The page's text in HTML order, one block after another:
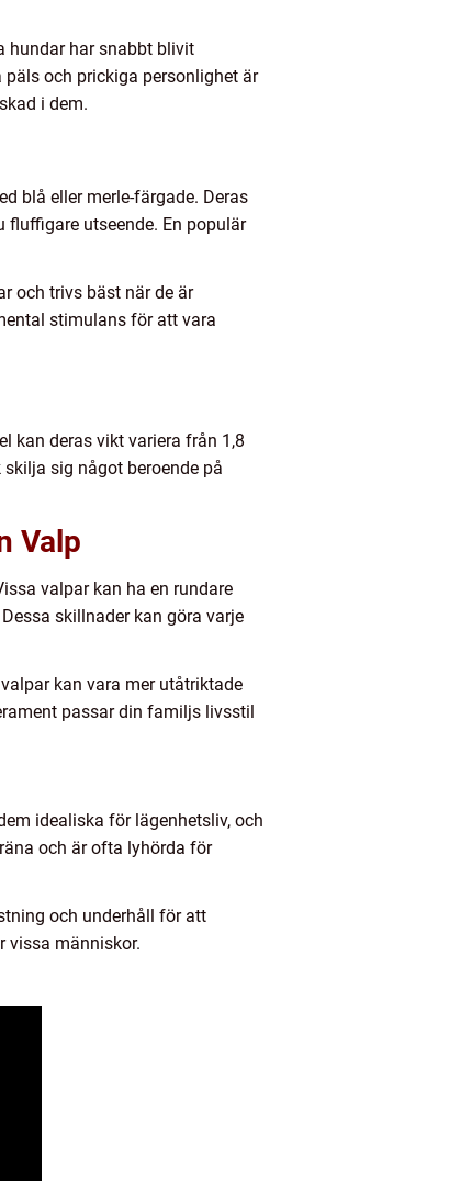
hundar har snabbt blivit
och prickiga personlighet är
i dem.
blå eller merle-färgade. Deras
fluffigare utseende. En populär
och trivs bäst när de är
stimulans för att vara
kan deras vikt variera från 1,8
sig något beroende på
Valp
valpar kan ha en rundare
skillnader kan göra varje
kan vara mer utåtriktade
passar din familjs livsstil
idealiska för lägenhetsliv, och
och är ofta lyhörda för
och underhåll för att
vissa människor.